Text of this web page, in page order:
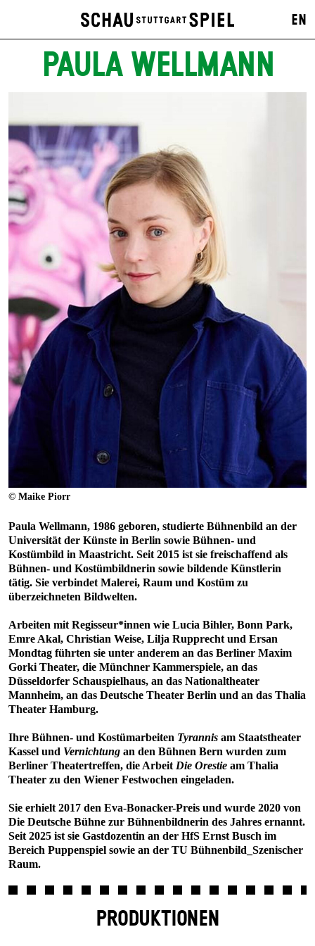
EN
PAULA WELLMANN
© Maike Piorr
Paula Wellmann, 1986 geboren, studierte Bühnenbild an der
Universität der Künste in Berlin sowie Bühnen- und
Kostümbild in Maastricht. Seit 2015 ist sie freischaffend als
Bühnen- und Kostümbildnerin sowie bildende Künstlerin
tätig. Sie verbindet Malerei, Raum und Kostüm zu
überzeichneten Bildwelten.
Arbeiten mit Regisseur*innen wie Lucia Bihler, Bonn Park,
Emre Akal, Christian Weise, Lilja Rupprecht und Ersan
Mondtag führten sie unter anderem an das Berliner Maxim
Gorki Theater, die Münchner Kammerspiele, an das
Düsseldorfer Schauspielhaus, an das Nationaltheater
Mannheim, an das Deutsche Theater Berlin und an das Thalia
Theater Hamburg.
Ihre Bühnen- und Kostümarbeiten Tyrannis am Staatstheater
Kassel und Vernichtung an den Bühnen Bern wurden zum
Berliner Theatertreffen, die Arbeit Die Orestie am Thalia
Theater zu den Wiener Festwochen eingeladen.
Sie erhielt 2017 den Eva-Bonacker-Preis und wurde 2020 von
Die Deutsche Bühne zur Bühnenbildnerin des Jahres ernannt.
Seit 2025 ist sie Gastdozentin an der HfS Ernst Busch im
Bereich Puppenspiel sowie an der TU Bühnenbild_Szenischer
Raum.
PRODUKTIONEN